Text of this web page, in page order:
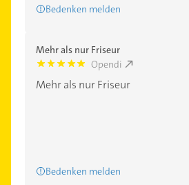
Bedenken melden
Mehr als nur Friseur
5.0 Opendi
Mehr als nur Friseur
Bedenken melden